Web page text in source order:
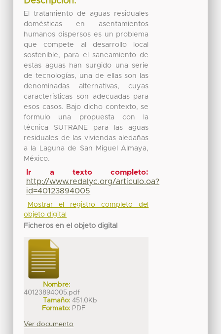
El tratamiento de aguas residuales
domésticas en asentamientos
humanos dispersos es un problema
que compete al desarrollo local
sostenible, para el saneamiento de
estas aguas han surgido una serie
de tecnologías, una de ellas son las
denominadas alternativas, cuyas
características son adecuadas para
esos casos. Bajo dicho contexto, se
formulo una propuesta con la
técnica SUTRANE para las aguas
residuales de las viviendas aledañas
a la Laguna de San Miguel Almaya,
México.
Ir a texto completo:
http://www.redalyc.org/articulo.oa?
id=40123894005
Mostrar el registro completo del
objeto digital
Ficheros en el objeto digital
Nombre:
40123894005.pdf
Tamaño: 451.0Kb
Formato: PDF
Ver documento